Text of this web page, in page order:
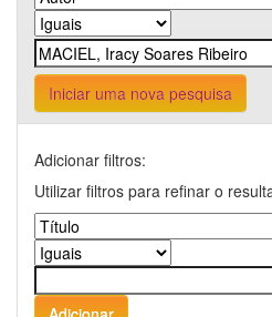
Iniciar uma nova pesquisa
Adicionar filtros:
Utilizar filtros para refinar o